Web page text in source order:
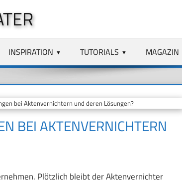
INSPIRATION TUTORIALS MAGAZIN
bei Aktenvernichtern und deren Lösungen?
BEI AKTENVERNICHTERN
Plötzlich bleibt der Aktenvernichter